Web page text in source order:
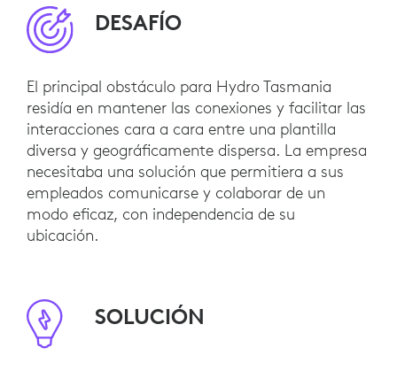
DESAFÍO
El principal obstáculo para Hydro Tasmania
residía en mantener las conexiones y facilitar las
interacciones cara a cara entre una plantilla
diversa y geográficamente dispersa. La empresa
necesitaba una solución que permitiera a sus
empleados comunicarse y colaborar de un
modo eficaz, con independencia de su
ubicación.
SOLUCIÓN